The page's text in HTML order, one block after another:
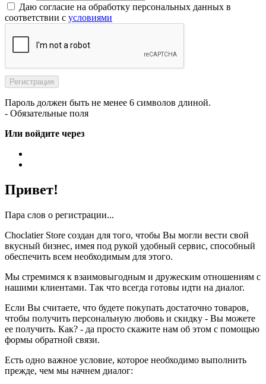
Даю согласие на обработку персональных данных в
соответствии с условиями
Пароль должен быть не менее 6 символов длиной.
- Обязательные поля
Или войдите через
Привет!
Пара слов о регистрации...
Choclatier Store создан для того, чтобы Вы могли вести свой
вкусный бизнес, имея под рукой удобный сервис, способный
обеспечить всем необходимым для этого.
Мы стремимся к взаимовыгодным и дружеским отношениям с
нашими клиентами. Так что всегда готовы идти на диалог.
Если Вы считаете, что будете покупать достаточно товаров,
чтобы получить персональную любовь и скидку - Вы можете
ее получить. Как? - да просто скажите нам об этом с помощью
формы обратной связи.
Есть одно важное условие, которое необходимо выполнить
прежде, чем мы начнем диалог: